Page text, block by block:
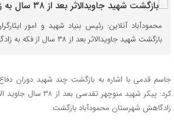
محمودآباد آنلاین: رئیس بنیاد شهید و امور
بازگشت شهید جاویدالاثر بعد از ۳۸ سال از فکه به زادگاهش محمودآباد خبر داد.
جاسم قدمی با اشاره به بازگشت چند شهید دوران
کرد: پیکر شهید منوچهر
زادگاهش شهرستان محمودآباد بازگشت‌.